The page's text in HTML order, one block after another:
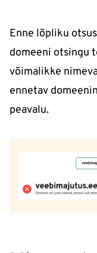
Enne lõpliku
domeeni otsingu
võimalikke
ennetav
peavalu.